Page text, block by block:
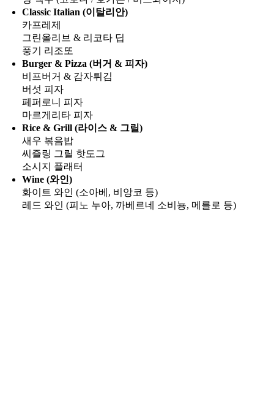
Classic Italian (이탈리안)
카프레제
그린올리브 & 리코타 딥
풍기 리조또
Burger & Pizza (버거 & 피자)
비프버거 & 감자튀김
버섯 피자
페퍼로니 피자
마르게리타 피자
Rice & Grill (라이스 & 그릴)
새우 볶음밥
씨즐링 그릴 핫도그
소시지 플래터
Wine (와인)
화이트 와인 (소아베, 비앙코 등)
레드 와인 (피노 누아, 까베르네 소비뇽, 메를로 등)